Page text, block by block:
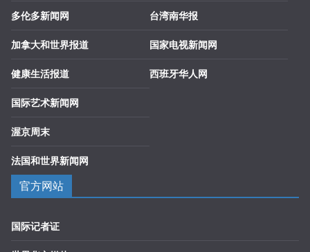
多伦多新闻网
加拿大和世界报道
健康生活报道
国际艺术新闻网
渥京周末
法国和世界新闻网
台湾南华报
国家电视新闻网
西班牙华人网
官方网站
国际记者证